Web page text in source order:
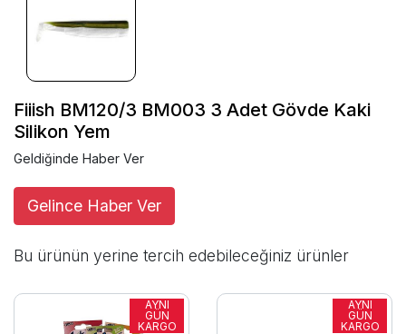
Fiiish BM120/3 BM003 3 Adet Gövde Kaki
Silikon Yem
Geldiğinde Haber Ver
Gelince Haber Ver
Bu ürünün yerine tercih edebileceğiniz ürünler